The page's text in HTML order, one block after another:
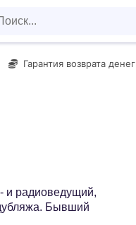
Гарантия возврата денег
и радиоведущий,
Бывший